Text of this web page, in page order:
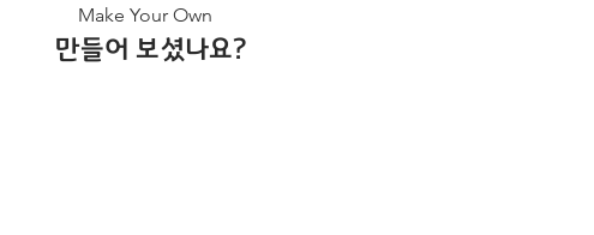
Make Your Own
​만들어 보셨나요?